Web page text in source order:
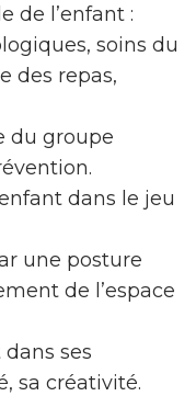
de l’enfant :
soins du
des repas,
du groupe
dans le jeu
une posture
de l’espace
ses
sa créativité.